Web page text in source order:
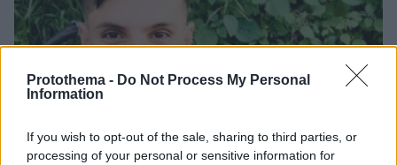
Protothema - Do Not Process My Personal
Information
If you wish to opt-out of the sale, sharing to third parties, or
processing of your personal or sensitive information for